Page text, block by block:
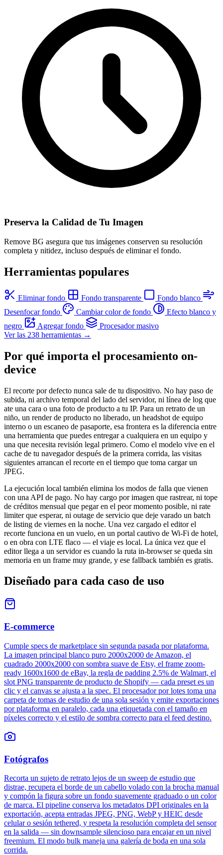
Preserva la Calidad de Tu Imagen
Remove BG asegura que tus imágenes conserven su resolución
completa y nitidez, incluso después de eliminar el fondo.
Herramientas populares
Eliminar fondo Fondo transparente
Fondo blanco
Desenfocar fondo
Cambiar color de fondo
Efecto blanco y
negro
Agregar fondo
Procesador masivo
Ver las 238 herramientas →
Por qué importa el procesamiento on-
device
El recorte por defecto nunca sale de tu dispositivo. No hay paso de
subida, ni archivo temporal del lado del servidor, ni línea de log que
ate una cara o una foto de producto a tu IP. Para un retrato de un
niño, un render de producto no liberado, un headshot de equipo
interno o un escaneo de pasaporte, esa frontera es la diferencia entre
una herramienta que puedes entregar a cualquiera en un equipo y
una que necesita revisión legal primero. Como el modelo vive en el
cache de tu navegador después de la primera corrida, las visitas
siguientes arrancan el recorte en el tiempo que toma cargar un
JPEG.
La ejecución local también elimina los modos de falla que vienen
con una API de pago. No hay cargo por imagen que rastrear, ni tope
de créditos mensual que pegar en el peor momento posible, ni rate
limiter que esperar, ni outage de servicio que deje varado un batch
de listing de viernes en la noche. Una vez cargado el editor el
recorte funciona en un vuelo, en un portal cautivo de Wi-Fi de hotel,
o en obra con LTE flaco — el viaje es local. La única vez que el
editor llega a un servidor es cuando la ruta in-browser se queda sin
memoria en un frame muy grande, y ese fallback también es gratis.
Diseñado para cada caso de uso
E-commerce
Cumple specs de marketplace sin segunda pasada por plataforma.
La imagen principal blanco puro 2000x2000 de Amazon, el
cuadrado 2000x2000 con sombra suave de Etsy, el frame zoom-
ready 1600x1600 de eBay, la regla de padding 2.5% de Walmart, el
slot PNG transparente de producto de Shopify — cada preset es un
clic y el canvas se ajusta a la spec. El procesador por lotes toma una
carpeta de tomas de estudio de una sola sesión y emite exportaciones
por plataforma en paralelo, cada una etiquetada con el tamaño en
píxeles correcto y el estilo de sombra correcto para el feed destino.
Fotógrafos
Recorta un sujeto de retrato lejos de un sweep de estudio que
distrae, recupera el borde de un cabello volado con la brocha manual
y compón la figura sobre un fondo suavemente graduado o un color
de marca. El pipeline conserva los metadatos DPI originales en la
exportación, acepta entradas JPEG, PNG, WebP y HEIC desde
celular o sesión tethered, y respeta la resolución completa del sensor
en la salida — sin downsample silencioso para encajar en un nivel
freemium. El modo bulk maneja una galería de boda en una sola
corrida.